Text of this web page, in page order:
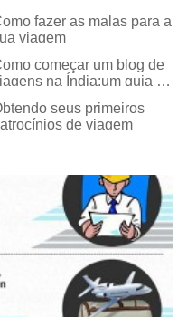
fazer as malas para a
viagem
começar um blog de
na Índia:um guia de
seus primeiros
de viagem